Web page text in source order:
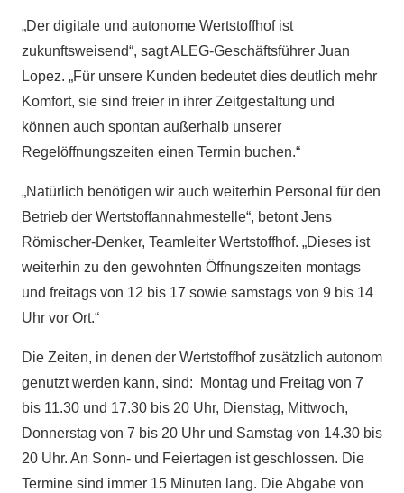
„Der digitale und autonome Wertstoffhof ist
zukunftsweisend“, sagt ALEG-Geschäftsführer Juan
Lopez. „Für unsere Kunden bedeutet dies deutlich mehr
Komfort, sie sind freier in ihrer Zeitgestaltung und
können auch spontan außerhalb unserer
Regelöffnungszeiten einen Termin buchen.“
„Natürlich benötigen wir auch weiterhin Personal für den
Betrieb der Wertstoffannahmestelle“, betont Jens
Römischer-Denker, Teamleiter Wertstoffhof. „Dieses ist
weiterhin zu den gewohnten Öffnungszeiten montags
und freitags von 12 bis 17 sowie samstags von 9 bis 14
Uhr vor Ort.“
Die Zeiten, in denen der Wertstoffhof zusätzlich autonom
genutzt werden kann, sind: Montag und Freitag von 7
bis 11.30 und 17.30 bis 20 Uhr, Dienstag, Mittwoch,
Donnerstag von 7 bis 20 Uhr und Samstag von 14.30 bis
20 Uhr. An Sonn- und Feiertagen ist geschlossen. Die
Termine sind immer 15 Minuten lang. Die Abgabe von